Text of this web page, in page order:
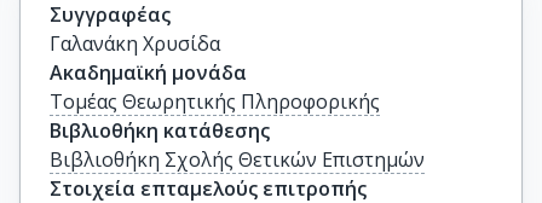
Συγγραφέας
Γαλανάκη Χρυσίδα
Ακαδημαϊκή μονάδα
Τομέας Θεωρητικής Πληροφορικής
Βιβλιοθήκη κατάθεσης
Βιβλιοθήκη Σχολής Θετικών Επιστημών
Στοιχεία επταμελούς επιτροπής